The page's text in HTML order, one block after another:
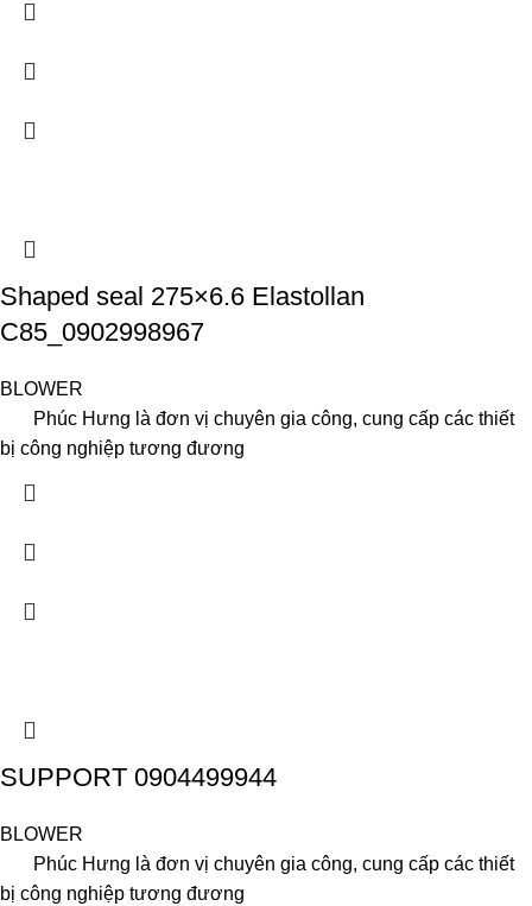
Shaped seal 275×6.6 Elastollan
C85_0902998967
BLOWER
Phúc Hưng là đơn vị chuyên gia công, cung cấp các thiết
bị công nghiệp tương đương
SUPPORT 0904499944
BLOWER
Phúc Hưng là đơn vị chuyên gia công, cung cấp các thiết
bị công nghiệp tương đương